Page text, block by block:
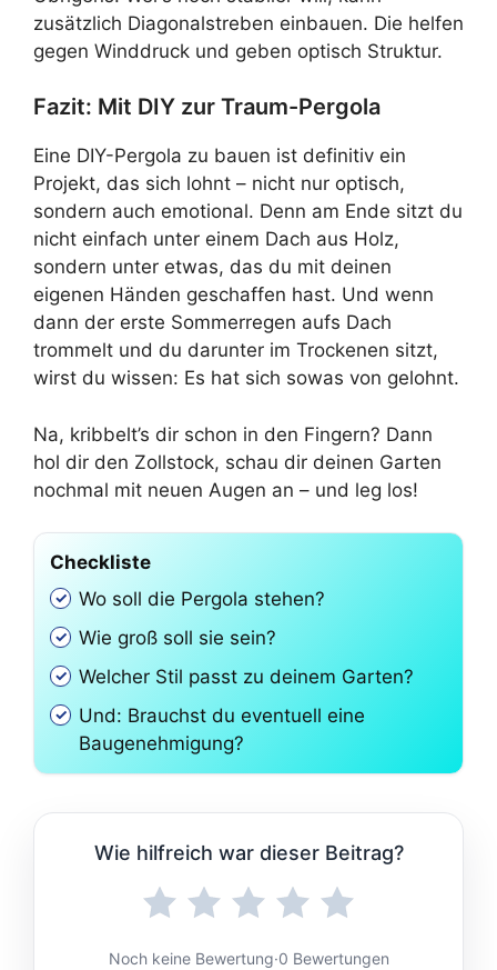
zusätzlich Diagonalstreben einbauen. Die helfen
gegen Winddruck und geben optisch Struktur.
Fazit: Mit DIY zur Traum-Pergola
Eine DIY-Pergola zu bauen ist definitiv ein
Projekt, das sich lohnt – nicht nur optisch,
sondern auch emotional. Denn am Ende sitzt du
nicht einfach unter einem Dach aus Holz,
sondern unter etwas, das du mit deinen
eigenen Händen geschaffen hast. Und wenn
dann der erste Sommerregen aufs Dach
trommelt und du darunter im Trockenen sitzt,
wirst du wissen: Es hat sich sowas von gelohnt.
Na, kribbelt’s dir schon in den Fingern? Dann
hol dir den Zollstock, schau dir deinen Garten
nochmal mit neuen Augen an – und leg los!
Checkliste
Wo soll die Pergola stehen?
Wie groß soll sie sein?
Welcher Stil passt zu deinem Garten?
Und: Brauchst du eventuell eine
Baugenehmigung?
Wie hilfreich war dieser Beitrag?
Noch keine Bewertung·0 Bewertungen